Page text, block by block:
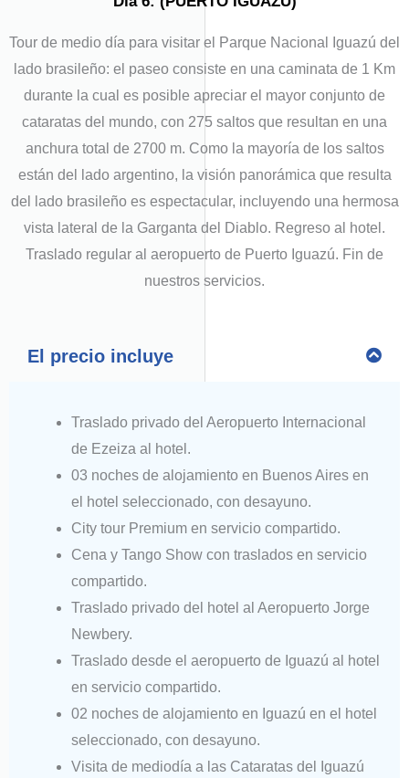
Tour de medio día para visitar el Parque Nacional Iguazú del
lado brasileño: el paseo consiste en una caminata de 1 Km
durante la cual es posible apreciar el mayor conjunto de
cataratas del mundo, con 275 saltos que resultan en una
anchura total de 2700 m. Como la mayoría de los saltos
están del lado argentino, la visión panorámica que resulta
del lado brasileño es espectacular, incluyendo una hermosa
vista lateral de la Garganta del Diablo. Regreso al hotel.
Traslado regular al aeropuerto de Puerto Iguazú. Fin de
nuestros servicios.
El precio incluye
Traslado privado del Aeropuerto Internacional
de Ezeiza al hotel.
03 noches de alojamiento en Buenos Aires en
el hotel seleccionado, con desayuno.
City tour Premium en servicio compartido.
Cena y Tango Show con traslados en servicio
compartido.
Traslado privado del hotel al Aeropuerto Jorge
Newbery.
Traslado desde el aeropuerto de Iguazú al hotel
en servicio compartido.
02 noches de alojamiento en Iguazú en el hotel
seleccionado, con desayuno.
Visita de mediodía a las Cataratas del Iguazú